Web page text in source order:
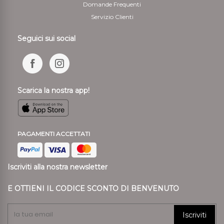
Domande Frequenti
Servizio Clienti
Seguici sui social
Scarica la nostra app!
PAGAMENTI ACCETTATI
Iscriviti alla nostra newsletter
E OTTIENI IL CODICE SCONTO DI BENVENUTO
Iscriviti